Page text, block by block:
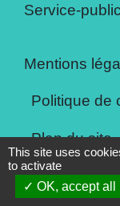
Service-
Mentions
Politique de
Plan du site
Site créé
This site uses
to activate
OK, accept all